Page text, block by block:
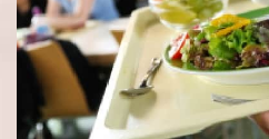
業務内容
業態別お悩み解決
導入事例